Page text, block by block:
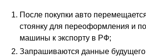
После покупки авто
стоянку для переоформления и
машины к экспорту в РФ;
Запрашиваются данные будущего